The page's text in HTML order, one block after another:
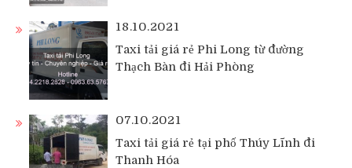
18.10.2021
Taxi tải giá rẻ Phi Long từ đường
Thạch Bàn đi Hải Phòng
07.10.2021
Taxi tải giá rẻ tại phố Thúy Lĩnh đi
Thanh Hóa